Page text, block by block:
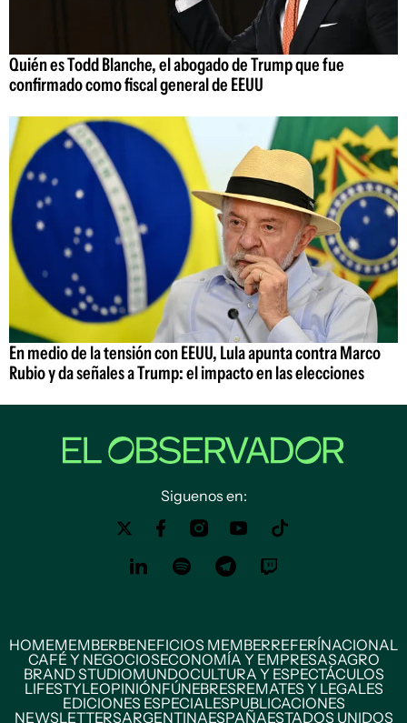
Quién es Todd Blanche, el abogado de Trump que fue
confirmado como fiscal general de EEUU
En medio de la tensión con EEUU, Lula apunta contra Marco
Rubio y da señales a Trump: el impacto en las elecciones
Siguenos en:
HOMEMEMBERBENEFICIOS MEMBERREFERÍNACIONAL
CAFÉ Y NEGOCIOSECONOMÍA Y EMPRESASAGRO
BRAND STUDIOMUNDOCULTURA Y ESPECTÁCULOS
LIFESTYLEOPINIÓNFÚNEBRESREMATES Y LEGALES
EDICIONES ESPECIALESPUBLICACIONES
NEWSLETTERSARGENTINAESPAÑAESTADOS UNIDOS